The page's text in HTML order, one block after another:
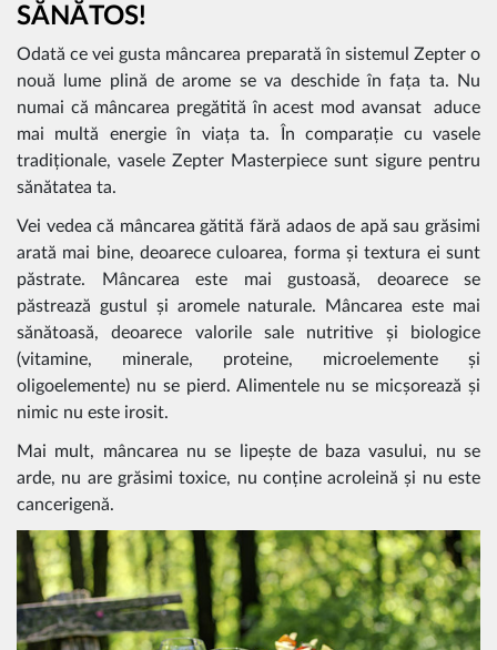
SĂNĂTOS!
Odată ce vei gusta mâncarea preparată în sistemul Zepter o
nouă lume plină de arome se va deschide în fața ta. Nu
numai că mâncarea pregătită în acest mod avansat aduce
mai multă energie în viața ta. În comparație cu vasele
tradiționale, vasele Zepter Masterpiece sunt sigure pentru
sănătatea ta.
Vei vedea că mâncarea gătită fără adaos de apă sau grăsimi
arată mai bine, deoarece culoarea, forma și textura ei sunt
păstrate. Mâncarea este mai gustoasă, deoarece se
păstrează gustul și aromele naturale. Mâncarea este mai
sănătoasă, deoarece valorile sale nutritive și biologice
(vitamine, minerale, proteine, microelemente și
oligoelemente) nu se pierd. Alimentele nu se micșorează și
nimic nu este irosit.
Mai mult, mâncarea nu se lipește de baza vasului, nu se
arde, nu are grăsimi toxice, nu conține acroleină și nu este
cancerigenă.